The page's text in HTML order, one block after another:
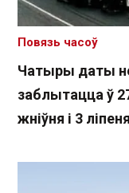
Чатыры даты
заблытацца ў
жніўня і 3 ліпеня
Повязь часоў